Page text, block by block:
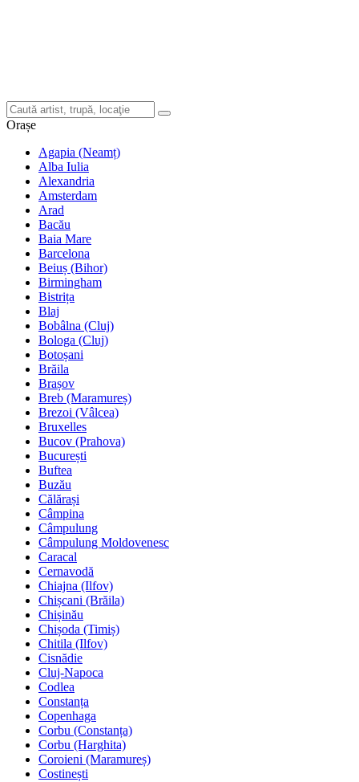
Orașe
Agapia (Neamț)
Alba Iulia
Alexandria
Amsterdam
Arad
Bacău
Baia Mare
Barcelona
Beiuș (Bihor)
Birmingham
Bistrița
Blaj
Bobâlna (Cluj)
Bologa (Cluj)
Botoșani
Brăila
Brașov
Breb (Maramureș)
Brezoi (Vâlcea)
Bruxelles
Bucov (Prahova)
București
Buftea
Buzău
Călărași
Câmpina
Câmpulung
Câmpulung Moldovenesc
Caracal
Cernavodă
Chiajna (Ilfov)
Chișcani (Brăila)
Chișinău
Chișoda (Timiș)
Chitila (Ilfov)
Cisnădie
Cluj-Napoca
Codlea
Constanța
Copenhaga
Corbu (Constanța)
Corbu (Harghita)
Coroieni (Maramureș)
Costinești